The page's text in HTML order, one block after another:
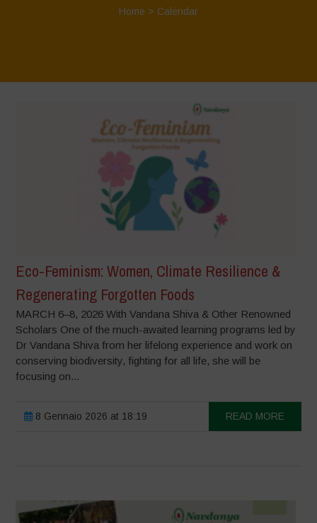
Home > Calendar
Eco-Feminism: Women, Climate Resilience &
Regenerating Forgotten Foods
MARCH 6–8, 2026 With Vandana Shiva & Other Renowned
Scholars One of the much-awaited learning programs led by
Dr Vandana Shiva from her lifelong experience and work on
conserving biodiversity, fighting for all life, she will be
focusing on...
8 Gennaio 2026 at 18:19 READ MORE